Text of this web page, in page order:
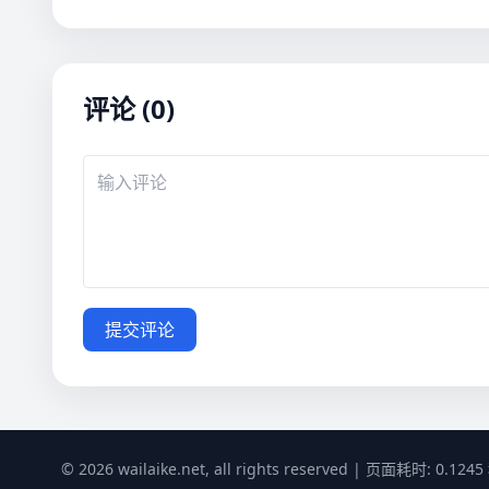
评论 (0)
提交评论
© 2026 wailaike.net, all rights reserved | 页面耗时: 0.1245